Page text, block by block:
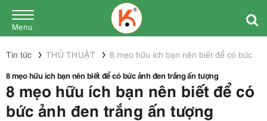
Menu
Tin tức THỦ THUẬT
8 mẹo hữu ích bạn nên biết để có bức
8 mẹo hữu ích bạn nên biết để có bức ảnh đen trắng ấn tượng
8 mẹo hữu ích bạn nên biết để có
bức ảnh đen trắng ấn tượng